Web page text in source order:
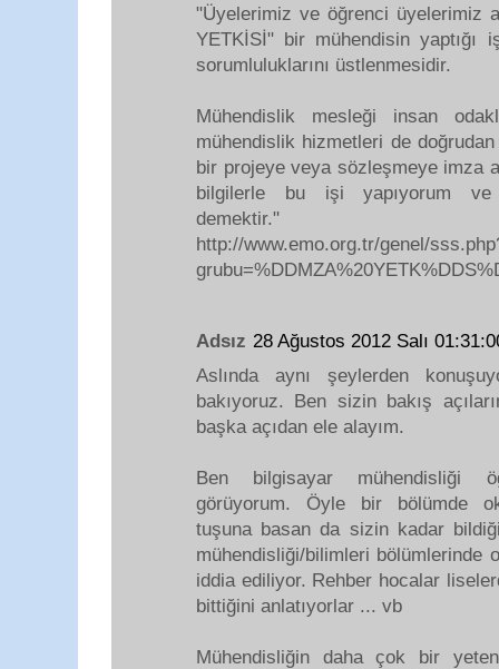
"Üyelerimiz ve öğrenci üyelerimiz
YETKİSİ" bir mühendisin yaptığı
sorumluluklarını üstlenmesidir.
Mühendislik mesleği insan
mühendislik hizmetleri de
bir projeye veya sözleşmeye imza
bilgilerle bu işi yapıyorum ve
demektir."
http://www.emo.org.tr/genel/
Adsız 28 Ağustos 2012 Salı
Aslında aynı şeylerden
bakıyoruz. Ben sizin bakış
başka açıdan ele alayım.
Ben bilgisayar mühendisliği
görüyorum. Öyle bir bölümde
tuşuna basan da sizin kadar
mühendisliği/bilimleri bölümlerinde
iddia ediliyor. Rehber hocalar
bittiğini anlatıyorlar ... vb
Mühendisliğin daha çok bir